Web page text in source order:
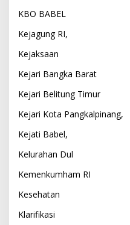
KBO BABEL
Kejagung RI,
Kejaksaan
Kejari Bangka Barat
Kejari Belitung Timur
Kejari Kota Pangkalpinang,
Kejati Babel,
Kelurahan Dul
Kemenkumham RI
Kesehatan
Klarifikasi